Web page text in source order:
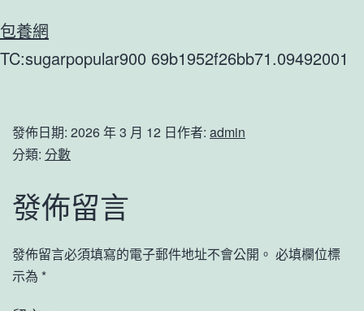
包養網
TC:sugarpopular900 69b1952f26bb71.09492001
發佈日期: 2026 年 3 月 12 日作者: admin
分類: 分數
發佈留言
發佈留言必須填寫的電子郵件地址不會公開。 必填欄位標
示為 *